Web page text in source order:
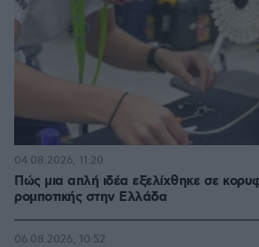
Πώς μια απλή ιδέα εξελίχθηκε σε
ρομποτικής στην Ελλάδα
04.08.2026, 11:20
06.08.2026, 10:52